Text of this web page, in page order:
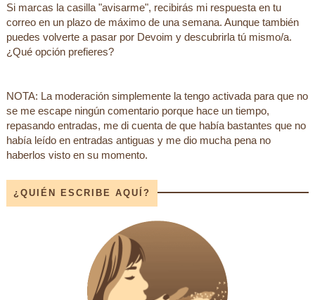
Si marcas la casilla "avisarme", recibirás mi respuesta en tu
correo en un plazo de máximo de una semana. Aunque también
puedes volverte a pasar por Devoim y descubrirla tú mismo/a.
¿Qué opción prefieres?
NOTA: La moderación simplemente la tengo activada para que no
se me escape ningún comentario porque hace un tiempo,
repasando entradas, me di cuenta de que había bastantes que no
había leído en entradas antiguas y me dio mucha pena no
haberlos visto en su momento.
¿QUIÉN ESCRIBE AQUÍ?